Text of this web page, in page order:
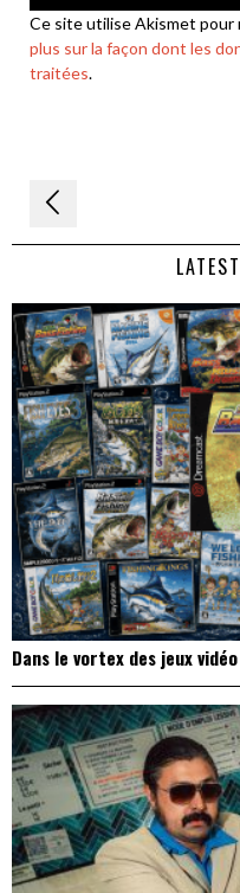
Ce site utilise Akismet pour
plus sur la façon dont les
traitées.
Navigation
de
Dans le vortex des jeux